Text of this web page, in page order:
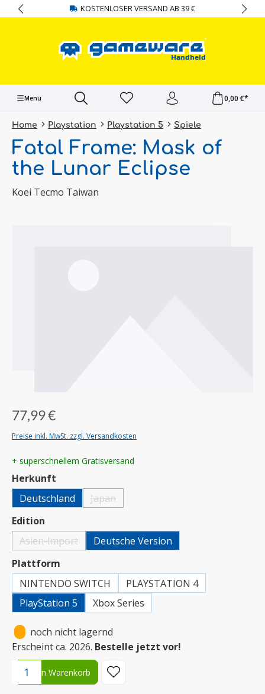
springen KOSTENLOSER VERSAND AB 39 €
Menü 0,00 €*
Home Playstation Playstation 5 Spiele
Fatal Frame: Mask of
the Lunar Eclipse
Koei Tecmo Taiwan
77,99 €
Preise inkl. MwSt. zzgl. Versandkosten
+ superschnellem Gratisversand
Herkunft
Deutschland
Japan(Diese Option ist zurzeit nicht verfügbar.)
Edition
Asien-Import(Diese Option ist zurzeit nicht verfügbar.)
Deutsche Version
Plattform
NINTENDO SWITCH
PLAYSTATION 4
PlayStation 5
Xbox Series
noch nicht lagernd
Erscheint ca. 2026. Bestelle jetzt vor!
Produkt Anzahl: Gib den gewünschten Wert ein oder benutze
In den Warenkorb